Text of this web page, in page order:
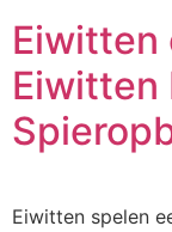
Eiwitten
Eiwitten
Eiwitten spelen